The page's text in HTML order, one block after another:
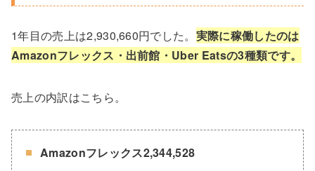
1年目の売上は2,930,660円でした。 実際に稼働したのは
Amazonフレックス・出前館・Uber Eatsの3種類です。
売上の内訳はこちら。
Amazonフレックス2,344,528